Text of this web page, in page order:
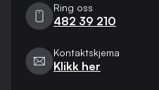
Ring oss
482 39 210
Kontaktskjema
Klikk her